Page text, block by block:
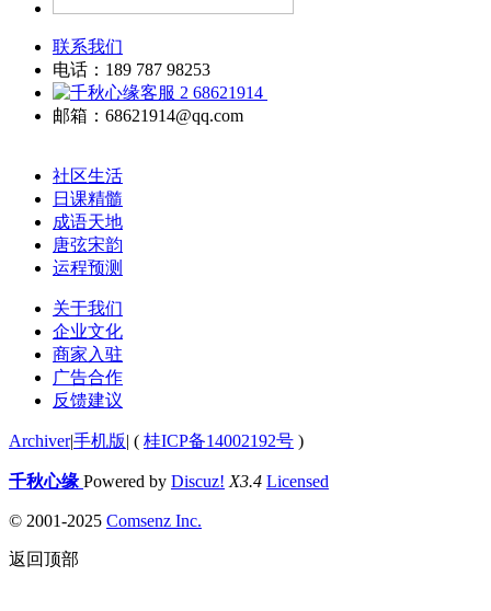
联系我们
电话：189 787 98253
68621914
邮箱：68621914@qq.com
社区生活
日课精髓
成语天地
唐弦宋韵
运程预测
关于我们
企业文化
商家入驻
广告合作
反馈建议
Archiver|手机版| ( 桂ICP备14002192号 )
千秋心缘 Powered by Discuz! X3.4 Licensed
© 2001-2025 Comsenz Inc.
返回顶部